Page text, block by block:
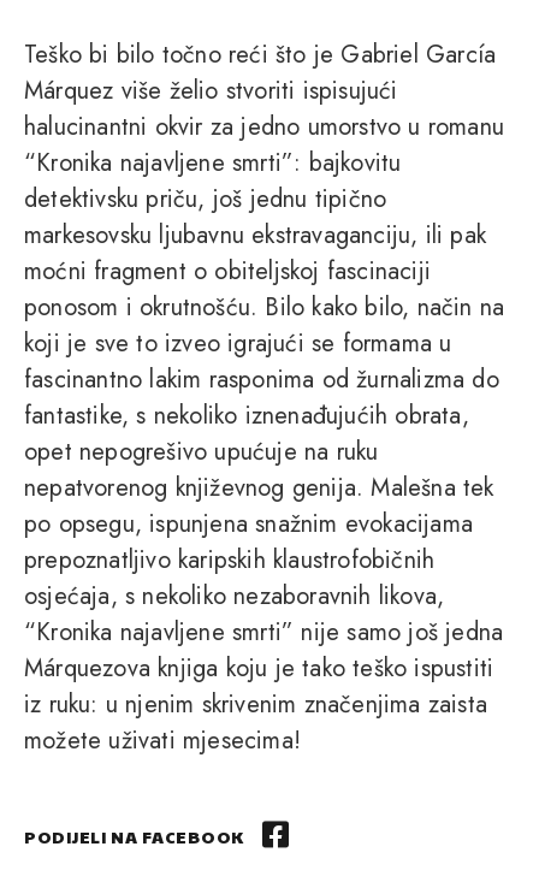
Teško bi bilo točno reći što je Gabriel García
Márquez više želio stvoriti ispisujući
halucinantni okvir za jedno umorstvo u romanu
“Kronika najavljene smrti”: bajkovitu
detektivsku priču, još jednu tipično
markesovsku ljubavnu ekstravaganciju, ili pak
moćni fragment o obiteljskoj fascinaciji
ponosom i okrutnošću. Bilo kako bilo, način na
koji je sve to izveo igrajući se formama u
fascinantno lakim rasponima od žurnalizma do
fantastike, s nekoliko iznenađujućih obrata,
opet nepogrešivo upućuje na ruku
nepatvorenog književnog genija. Malešna tek
po opsegu, ispunjena snažnim evokacijama
prepoznatljivo karipskih klaustrofobičnih
osjećaja, s nekoliko nezaboravnih likova,
“Kronika najavljene smrti” nije samo još jedna
Márquezova knjiga koju je tako teško ispustiti
iz ruku: u njenim skrivenim značenjima zaista
možete uživati mjesecima!
PODIJELI NA FACEBOOK